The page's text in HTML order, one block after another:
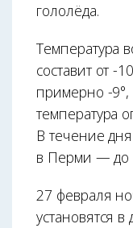
гололёда.
Температура
составит от -
примерно -
температура
В течение
в Перми — до
27 февраля
установятся